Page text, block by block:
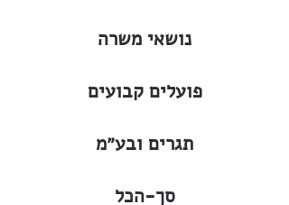
נושאי משרה
פועלים קבועים
תגרים ובע״מ
סך-הכל